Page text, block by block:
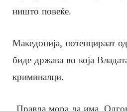
ништо повеќе.
Македонија, потенцираат
биде држава во која
криминалци.
„Правда мора да има.